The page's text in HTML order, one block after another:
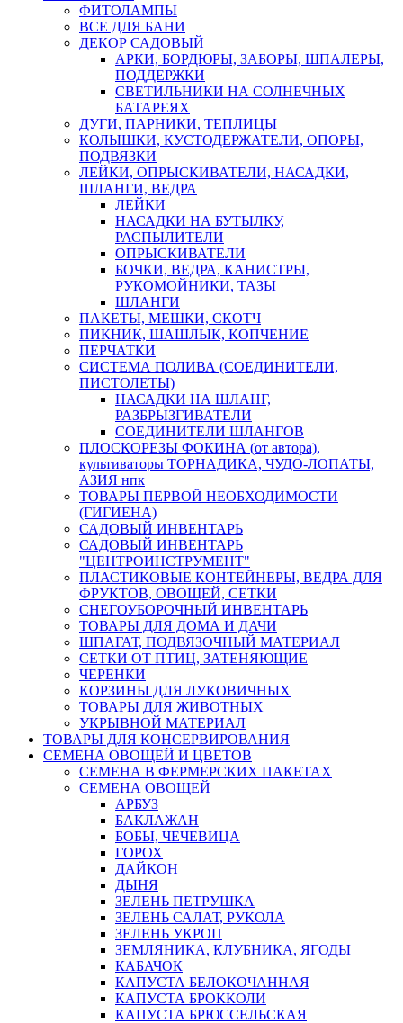
ФИТОЛАМПЫ
ВСЕ ДЛЯ БАНИ
ДЕКОР САДОВЫЙ
АРКИ, БОРДЮРЫ, ЗАБОРЫ, ШПАЛЕРЫ,
ПОДДЕРЖКИ
СВЕТИЛЬНИКИ НА СОЛНЕЧНЫХ
БАТАРЕЯХ
ДУГИ, ПАРНИКИ, ТЕПЛИЦЫ
КОЛЫШКИ, КУСТОДЕРЖАТЕЛИ, ОПОРЫ,
ПОДВЯЗКИ
ЛЕЙКИ, ОПРЫСКИВАТЕЛИ, НАСАДКИ,
ШЛАНГИ, ВЕДРА
ЛЕЙКИ
НАСАДКИ НА БУТЫЛКУ,
РАСПЫЛИТЕЛИ
ОПРЫСКИВАТЕЛИ
БОЧКИ, ВЕДРА, КАНИСТРЫ,
РУКОМОЙНИКИ, ТАЗЫ
ШЛАНГИ
ПАКЕТЫ, МЕШКИ, СКОТЧ
ПИКНИК, ШАШЛЫК, КОПЧЕНИЕ
ПЕРЧАТКИ
СИСТЕМА ПОЛИВА (СОЕДИНИТЕЛИ,
ПИСТОЛЕТЫ)
НАСАДКИ НА ШЛАНГ,
РАЗБРЫЗГИВАТЕЛИ
СОЕДИНИТЕЛИ ШЛАНГОВ
ПЛОСКОРЕЗЫ ФОКИНА (от автора),
культиваторы ТОРНАДИКА, ЧУДО-ЛОПАТЫ,
АЗИЯ нпк
ТОВАРЫ ПЕРВОЙ НЕОБХОДИМОСТИ
(ГИГИЕНА)
САДОВЫЙ ИНВЕНТАРЬ
САДОВЫЙ ИНВЕНТАРЬ
"ЦЕНТРОИНСТРУМЕНТ"
ПЛАСТИКОВЫЕ КОНТЕЙНЕРЫ, ВЕДРА ДЛЯ
ФРУКТОВ, ОВОЩЕЙ, СЕТКИ
СНЕГОУБОРОЧНЫЙ ИНВЕНТАРЬ
ТОВАРЫ ДЛЯ ДОМА И ДАЧИ
ШПАГАТ, ПОДВЯЗОЧНЫЙ МАТЕРИАЛ
СЕТКИ ОТ ПТИЦ, ЗАТЕНЯЮЩИЕ
ЧЕРЕНКИ
КОРЗИНЫ ДЛЯ ЛУКОВИЧНЫХ
ТОВАРЫ ДЛЯ ЖИВОТНЫХ
УКРЫВНОЙ МАТЕРИАЛ
ТОВАРЫ ДЛЯ КОНСЕРВИРОВАНИЯ
СЕМЕНА ОВОЩЕЙ И ЦВЕТОВ
СЕМЕНА В ФЕРМЕРСКИХ ПАКЕТАХ
СЕМЕНА ОВОЩЕЙ
АРБУЗ
БАКЛАЖАН
БОБЫ, ЧЕЧЕВИЦА
ГОРОХ
ДАЙКОН
ДЫНЯ
ЗЕЛЕНЬ ПЕТРУШКА
ЗЕЛЕНЬ САЛАТ, РУКОЛА
ЗЕЛЕНЬ УКРОП
ЗЕМЛЯНИКА, КЛУБНИКА, ЯГОДЫ
КАБАЧОК
КАПУСТА БЕЛОКОЧАННАЯ
КАПУСТА БРОККОЛИ
КАПУСТА БРЮССЕЛЬСКАЯ